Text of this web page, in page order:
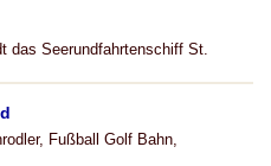
das Seerundfahrtenschiff St.
Fußball Golf Bahn,